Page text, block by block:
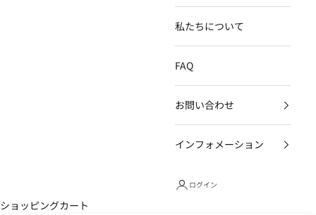
私たちについて
FAQ
お問い合わせ
インフォメーション
ログイン
ショッピングカート